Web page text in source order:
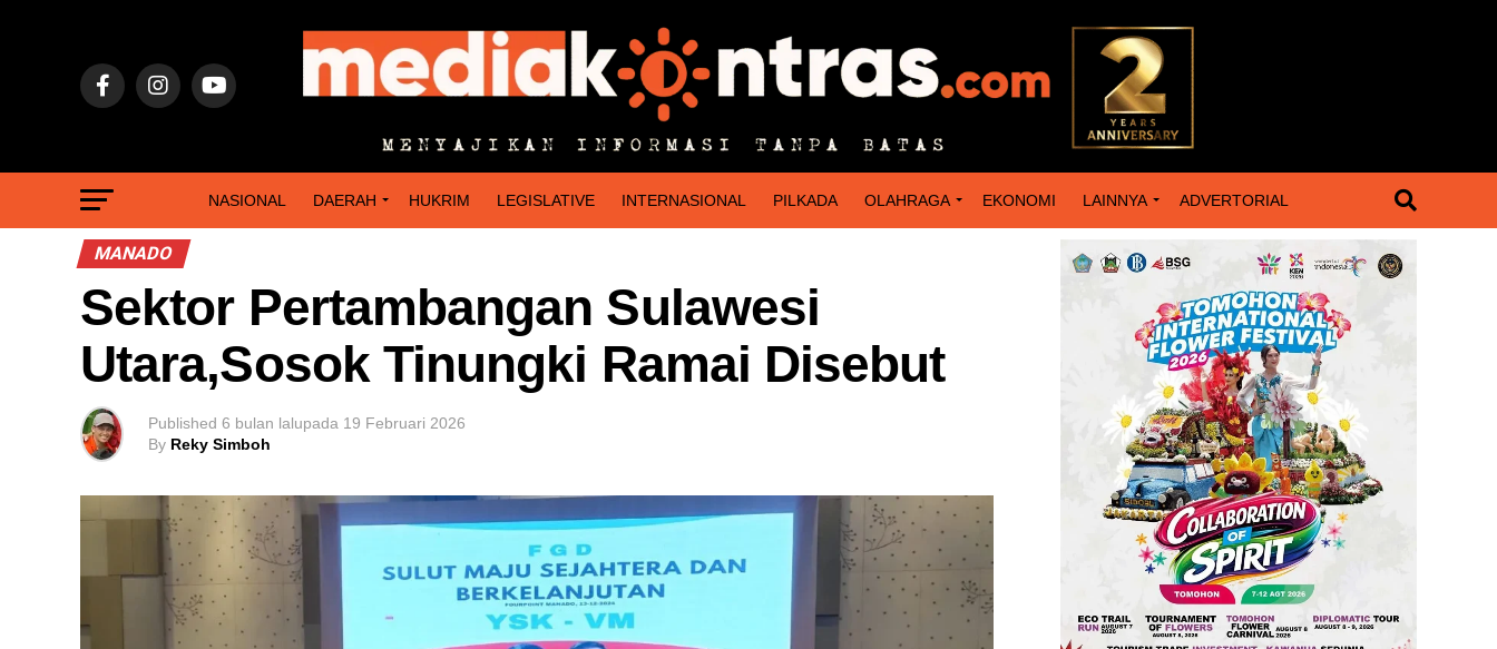
NASIONAL DAERAH HUKRIM LEGISLATIVE INTERNASIONAL PILKADA OLAHRAGA EKONOMI LAINNYA ADVERTORIAL
MANADO
Sektor Pertambangan Sulawesi
Utara,Sosok Tinungki Ramai Disebut
Published 6 bulan lalupada 19 Februari 2026
By Reky Simboh